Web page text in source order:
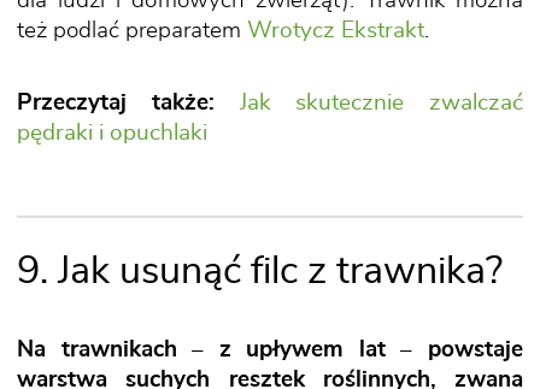
też podlać preparatem Wrotycz Ekstrakt
Przeczytaj także:
Jak skutecznie zwalczać
pędraki i opuchlaki
9. Jak usunąć filc z trawnika?
Na trawnikach – z upływem lat – powstaje
warstwa suchych resztek roślinnych, zwana